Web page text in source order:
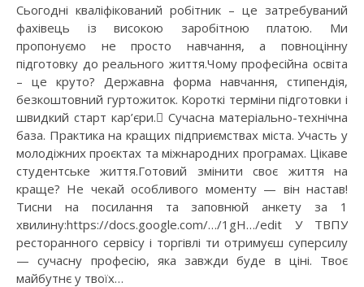
Сьогодні кваліфікований робітник – це затребуваний
фахівець із високою заробітною платою. Ми
пропонуємо не просто навчання, а повноцінну
підготовку до реального життя.Чому професійна освіта
– це круто? Державна форма навчання, стипендія,
безкоштовний гуртожиток. Короткі терміни підготовки і
швидкий старт кар’єри. Сучасна матеріально-технічна
база. Практика на кращих підприємствах міста. Участь у
молодіжних проєктах та міжнародних програмах. Цікаве
студентське життя.Готовий змінити своє життя на
краще? Не чекай особливого моменту — він настав!
Тисни на посилання та заповнюй анкету за 1
хвилину:https://docs.google.com/…/1gH…/edit У ТВПУ
ресторанного сервісу і торгівлі ти отримуєш суперсилу
— сучасну професію, яка завжди буде в ціні. Твоє
майбутнє у твоїх…